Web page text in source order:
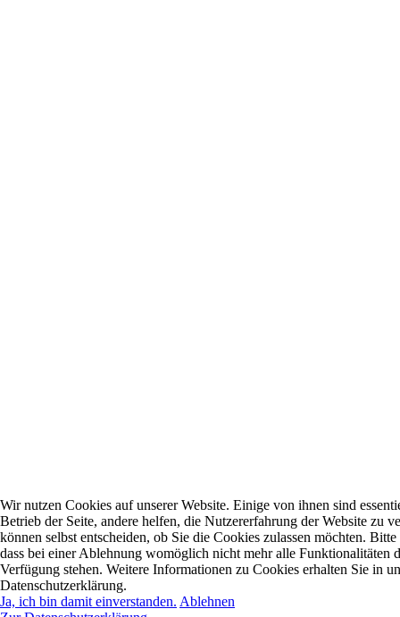
Wir nutzen Cookies auf unserer Website. Einige von ihnen sind
Betrieb der Seite, andere helfen, die Nutzererfahrung der Website zu
können selbst entscheiden, ob Sie die Cookies zulassen möchten. Bitte
dass bei einer Ablehnung womöglich nicht mehr alle Funktionalitäten
Verfügung stehen. Weitere Informationen zu Cookies erhalten Sie in
Datenschutzerklärung.
Ja, ich bin damit einverstanden. Ablehnen